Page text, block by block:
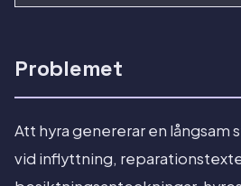
Problemet
Att hyra genererar en långsam
vid inflyttning,